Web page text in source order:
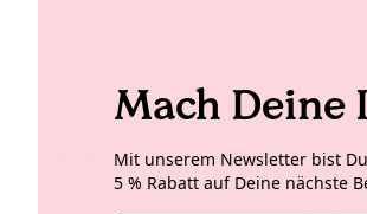
Mach Deine
Mit unserem Newsletter bist
5 % Rabatt auf Deine nächste